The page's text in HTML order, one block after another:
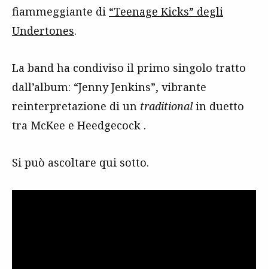
fiammeggiante di “Teenage Kicks” degli
Undertones.
La band ha condiviso il primo singolo tratto
dall’album: “Jenny Jenkins”, vibrante
reinterpretazione di un traditionalin duetto
tra McKee e Heedgecock .
Si può ascoltare qui sotto.